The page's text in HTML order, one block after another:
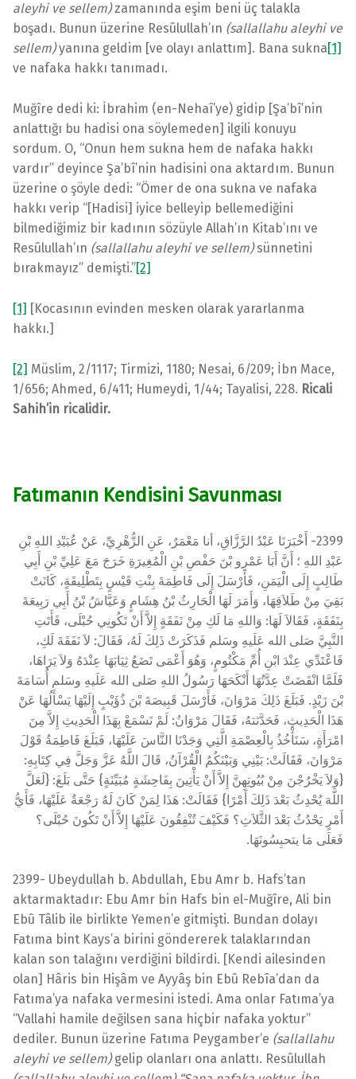
aleyhi ve sellem)zamanında eşim beni üç talakla
boşadı. Bunun üzerine Resûlullah’ın (sallallahu aleyhi ve
sellem)yanına geldim [ve olayı anlattım]. Bana sukna[1]
ve nafaka hakkı tanımadı.
Muğîre dedi ki: İbrahim (en-Nehaî’ye) gidip [Şa’bî’nin
anlattığı bu hadisi ona söylemeden] ilgili konuyu
sordum. O, “Onun hem sukna hem de nafaka hakkı
vardır” deyince Şa’bî’nin hadisini ona aktardım. Bunun
üzerine o şöyle dedi: “Ömer de ona sukna ve nafaka
hakkı verip “[Hadisi] iyice belleyip bellemediğini
bilmediğimiz bir kadının sözüyle Allah’ın Kitab’ını ve
Resûlullah’ın (sallallahu aleyhi ve sellem)sünnetini
bırakmayız” demişti.”[2]
[1] [Kocasının evinden mesken olarak yararlanma
hakkı.]
[2] Müslim, 2/1117; Tirmizi, 1180; Nesai, 6/209; İbn Mace,
1/656; Ahmed, 6/411; Humeydi, 1/44; Tayalisi, 228. Ricali
Sahih’in ricalidir.
Fatımanın Kendisini Savunması
2399- أَخْبَرَنَا عَبْدُ الرَّزَّاقِ، أنا مَعْمَرٌ، عَنِ الزُّهْرِيِّ، عَنْ عُبَيْدِ اللهِ بْنِ
عَبْدِ اللهِ ؛ أَنَّ أَبَا عَمْرِو بْنَ حَفْصِ بْنِ الْمُغِيرَةِ خَرَجَ مَعَ عَلِيِّ بْنِ أَبِي
طَالِبٍ إِلَى الْيَمَنِ، فَأَرْسَلَ إِلَى فَاطِمَةَ بِنْتِ قَيْسٍ بِتَطْلِيقَةٍ، كَانَتْ
بَقِيَ مِنْ طَلاَقِهَا، وَأَمَرَ لَهَا الْحَارِثُ بْنُ هِشَامٍ وَعَيَّاشُ بْنُ أَبِي رَبِيعَةَ
بِنَفَقَةٍ، فَقَالاَ لَهَا: وَاللهِ مَا لَكِ مِنْ نَفَقَةٍ إِلاَّ أَنْ تَكُونِي حُبْلَى، فَأَتَتِ
النَّبِيَّ صَلى الله عَلَيهِ وسَلم فَذَكَرَتْ ذَلِكَ لَهُ، فَقَالَ: لاَ نَفَقَةَ لَكِ،
فَاعْتَدِّي عِنْدَ ابْنِ أُمِّ مَكْتُومٍ، وَهُوَ أَعْمَى تَضَعُ ثِيَابَهَا عِنْدَهُ وَلاَ يَرَاهَا،
فَلَمَّا انْقَضَتْ عِدَّتُهَا أَنْكَحَهَا رَسُولُ اللهِ صَلى الله عَلَيهِ وسَلم أُسَامَةَ
بْنَ زَيْدٍ. فَبَلَغَ ذَلِكَ مَرْوَانَ، فَأَرْسَلَ قَبِيصَةَ بْنَ ذُؤَيْبٍ إِلَيْهَا يَسْأَلُهَا عَنْ
هَذَا الْحَدِيثِ، فَحَدَّثتهُ، فَقَالَ مَرْوَانُ: لَمْ نَسْمَعْ بِهَذَا الْحَدِيثِ إِلاَّ مِنَ
امْرَأَةٍ، سَنَأْخُذُ بِالْعِصْمَةِ الَّتِي وَجَدْنَا النَّاسَ عَلَيْهَا، فَبَلَغَ فَاطِمَةُ قَوْلَ
مَرْوَانَ، فَقَالَتْ: بَيْنِي وَبَيْنَكُمُ الْقُرْآنُ، قَالَ اللَّهُ عَزَّ وَجَلَّ فِي كِتَابِهِ:
{وَلاَ يَخْرُجْنَ مِنْ بُيُوتِهِنَّ إِلاَّ أَنْ يَأْتِينَ بِفَاحِشَةٍ مُبَيِّنَةٍ} حَتَّى بَلَغَ: {لَعَلَّ
اللَّهَ يُحْدِثُ بَعْدَ ذَلِكَ أَمْرًا} فَقَالَتْ: هَذَا لِمَنْ كَانَ لَهُ رَجْعَةٌ عَلَيْهَا، فَأَيُّ
أَمْرٍ يَحْدُثُ بَعْدَ الثَّلاَثِ؟ فَكَيْفَ تُنْفِقُونَ عَلَيْهَا إِلاَّ أَنْ تَكُونَ حُبْلَى؟
فَعَلَى مَا يتحبِسُونَهَا.
2399- Ubeydullah b. Abdullah, Ebu Amr b. Hafs’tan
aktarmaktadır: Ebu Amr bin Hafs bin el-Muğîre, Ali bin
Ebû Tâlib ile birlikte Yemen’e gitmişti. Bundan dolayı
Fatıma bint Kays’a birini göndererek talaklarından
kalan son talağını verdiğini bildirdi. [Kendi ailesinden
olan] Hâris bin Hişâm ve Ayyâş bin Ebû Rebîa’dan da
Fatıma’ya nafaka vermesini istedi. Ama onlar Fatıma’ya
“Vallahi hamile değilsen sana hiçbir nafaka yoktur”
dediler. Bunun üzerine Fatıma Peygamber’e (sallallahu
aleyhi ve sellem)gelip olanları ona anlattı. Resûlullah